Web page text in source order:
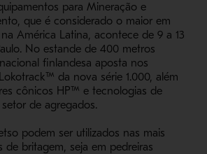
para Mineração e
que é considerado o maior em
América Latina, acontece de 9 a 13
No estande de 400 metros
finlandesa aposta nos
da nova série 1.000, além
cônicos HP™ e tecnologias de
de agregados.
podem ser utilizados nas mais
de britagem, seja em pedreiras